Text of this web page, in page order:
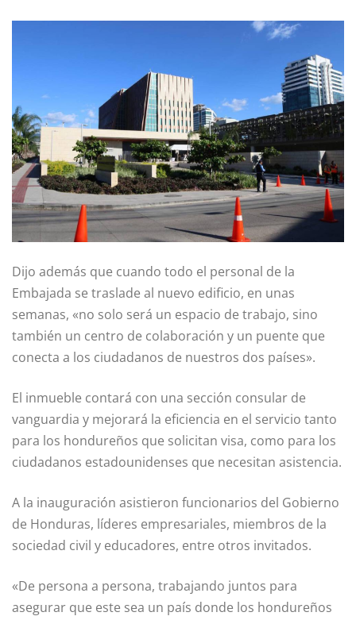
Dijo además que cuando todo el personal de la
Embajada se traslade al nuevo edificio, en unas
semanas, «no solo será un espacio de trabajo, sino
también un centro de colaboración y un puente que
conecta a los ciudadanos de nuestros dos países».
El inmueble contará con una sección consular de
vanguardia y mejorará la eficiencia en el servicio tanto
para los hondureños que solicitan visa, como para los
ciudadanos estadounidenses que necesitan asistencia.
A la inauguración asistieron funcionarios del Gobierno
de Honduras, líderes empresariales, miembros de la
sociedad civil y educadores, entre otros invitados.
«De persona a persona, trabajando juntos para
asegurar que este sea un país donde los hondureños